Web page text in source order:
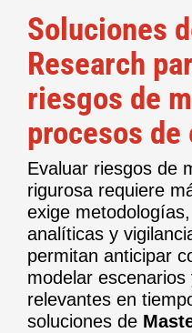
Soluciones
Research
riesgos de
procesos de
Evaluar riesgos de
rigurosa requiere
exige
analíticas y
permitan anticipar
modelar
relevantes en
soluciones de